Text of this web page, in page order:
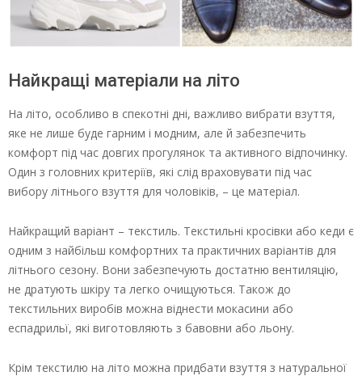
Найкращі матеріали на літо
На літо, особливо в спекотні дні, важливо вибрати взуття,
яке не лише буде гарним і модним, але й забезпечить
комфорт під час довгих прогулянок та активного відпочинку.
Один з головних критеріїв, які слід враховувати під час
вибору літнього взуття для чоловіків, – це матеріал.
Найкращий варіант – текстиль. Текстильні кросівки або кеди є
одним з найбільш комфортних та практичних варіантів для
літнього сезону. Вони забезпечують достатню вентиляцію,
не дратують шкіру та легко очищуються. Також до
текстильних виробів можна віднести мокасини або
еспадрильї, які виготовляють з бавовни або льону.
Крім текстилю на літо можна придбати взуття з натуральної